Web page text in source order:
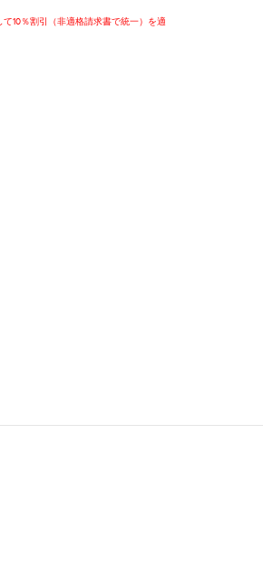
10％割引（非適格請求書で統一）を適